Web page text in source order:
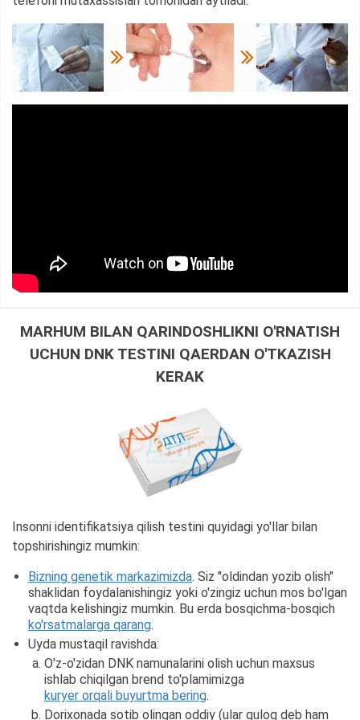
MARHUM BILAN QARINDOSHLIKNI O'RNATISH
UCHUN DNK TESTINI QAERDAN O'TKAZISH
KERAK
Insonni identifikatsiya qilish testini quyidagi yo'llar bilan
topshirishingiz mumkin:
Bizning genetik markazimizda. Siz "oldindan yozib olish"
shaklidan foydalanishingiz yoki o'zingiz uchun mos bo'lgan
vaqtda kelishingiz mumkin. Bu erda bosqichma-bosqich
ko'rsatmalarga qarang.
Uyda mustaqil ravishda:
O'z-o'zidan DNK namunalarini olish uchun maxsus
ishlab chiqilgan brend to'plamimizga
kuryer orqali buyurtma bering.
Dorixonada sotib olingan oddiy (ular quloq deb ham